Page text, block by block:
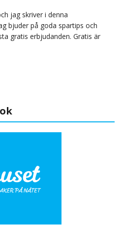
jag skriver i denna
bjuder på goda spartips och
gratis erbjudanden. Gratis är